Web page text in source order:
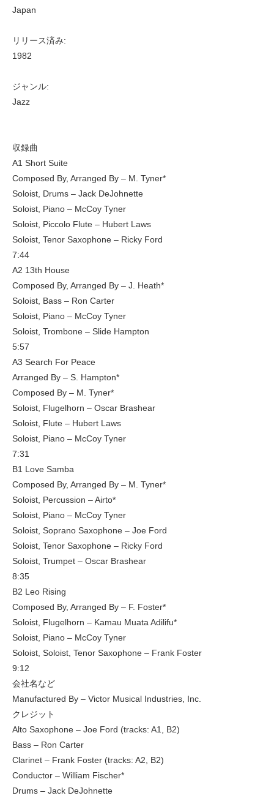
Japan
リリース済み:
1982
ジャンル:
Jazz
収録曲
A1 Short Suite
Composed By, Arranged By – M. Tyner*
Soloist, Drums – Jack DeJohnette
Soloist, Piano – McCoy Tyner
Soloist, Piccolo Flute – Hubert Laws
Soloist, Tenor Saxophone – Ricky Ford
7:44
A2 13th House
Composed By, Arranged By – J. Heath*
Soloist, Bass – Ron Carter
Soloist, Piano – McCoy Tyner
Soloist, Trombone – Slide Hampton
5:57
A3 Search For Peace
Arranged By – S. Hampton*
Composed By – M. Tyner*
Soloist, Flugelhorn – Oscar Brashear
Soloist, Flute – Hubert Laws
Soloist, Piano – McCoy Tyner
7:31
B1 Love Samba
Composed By, Arranged By – M. Tyner*
Soloist, Percussion – Airto*
Soloist, Piano – McCoy Tyner
Soloist, Soprano Saxophone – Joe Ford
Soloist, Tenor Saxophone – Ricky Ford
Soloist, Trumpet – Oscar Brashear
8:35
B2 Leo Rising
Composed By, Arranged By – F. Foster*
Soloist, Flugelhorn – Kamau Muata Adilifu*
Soloist, Piano – McCoy Tyner
Soloist, Soloist, Tenor Saxophone – Frank Foster
9:12
会社名など
Manufactured By – Victor Musical Industries, Inc.
クレジット
Alto Saxophone – Joe Ford (tracks: A1, B2)
Bass – Ron Carter
Clarinet – Frank Foster (tracks: A2, B2)
Conductor – William Fischer*
Drums – Jack DeJohnette